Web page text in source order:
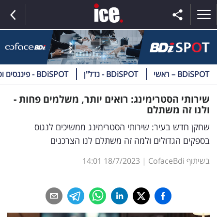
הנבחרת
השוק
תקשורת
וצרכנות
BDiSPOT – ראשי BDiSPOT - נדל"ן BDiSPOT - פיננסים וטק
שירותי הסטרימינג: רואים יותר, משלמים פחות -
ולנו זה משתלם
שחקן חדש בעיר: שירותי הסטרימינג ממשיכים לנגוס
בספקים הגדולים ולמה זה משתלם לנו הצרכנים
בשיתוף CofaceBdi |
18/7/2023
14:01